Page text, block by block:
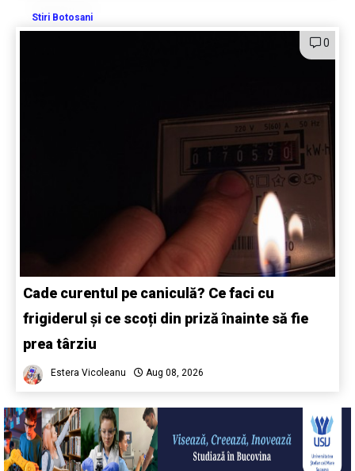
Stiri Botosani
0
Cade curentul pe caniculă? Ce faci cu
frigiderul și ce scoți din priză înainte să fie
prea târziu
Estera Vicoleanu Aug 08, 2026